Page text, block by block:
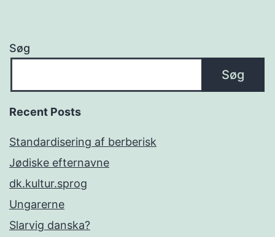
Søg
Søg
Recent Posts
Standardisering af berberisk
Jødiske efternavne
dk.kultur.sprog
Ungarerne
Slarvig danska?